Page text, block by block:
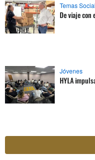
Temas
De viaje con
Jóvenes
HYLA